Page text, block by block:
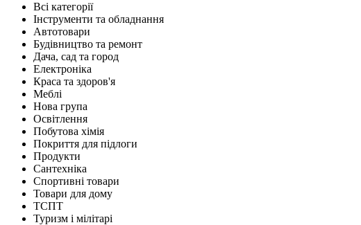
Всі категорії
Інструменти та обладнання
Автотовари
Будівництво та ремонт
Дача, сад та город
Електроніка
Краса та здоров'я
Меблі
Нова група
Освітлення
Побутова хімія
Покриття для підлоги
Продукти
Сантехніка
Спортивні товари
Товари для дому
ТСПТ
Туризм і мілітарі